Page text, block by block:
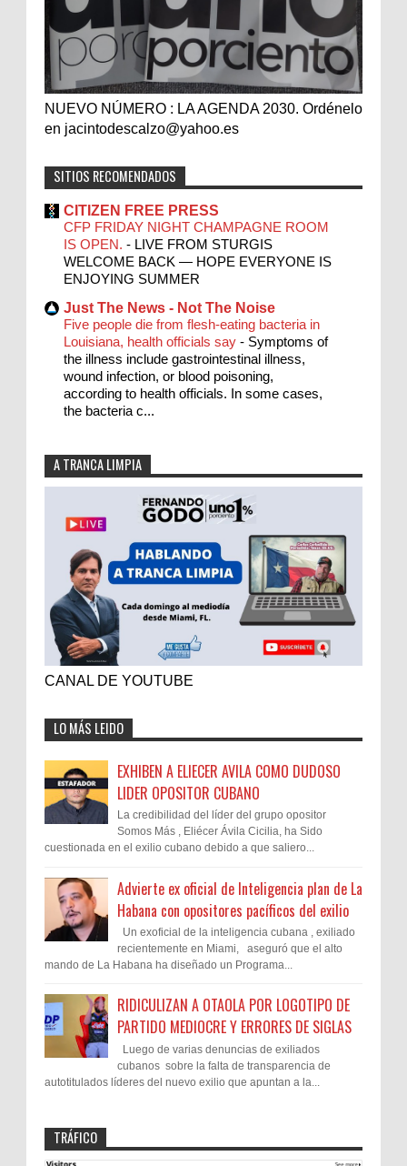
NUEVO NÚMERO : LA AGENDA 2030. Ordénelo
en jacintodescalzo@yahoo.es
SITIOS RECOMENDADOS
CITIZEN FREE PRESS
CFP FRIDAY NIGHT CHAMPAGNE ROOM
IS OPEN. - LIVE FROM STURGIS
WELCOME BACK — HOPE EVERYONE IS
ENJOYING SUMMER
Just The News - Not The Noise
Five people die from flesh-eating bacteria in
Louisiana, health officials say - Symptoms of
the illness include gastrointestinal illness,
wound infection, or blood poisoning,
according to health officials. In some cases,
the bacteria c...
A TRANCA LIMPIA
CANAL DE YOUTUBE
LO MÁS LEIDO
EXHIBEN A ELIECER AVILA COMO DUDOSO
LIDER OPOSITOR CUBANO
La credibilidad del líder del grupo opositor
Somos Más , Eliécer Ávila Cicilia, ha Sido
cuestionada en el exilio cubano debido a que saliero...
Advierte ex oficial de Inteligencia plan de La
Habana con opositores pacíficos del exilio
Un exoficial de la inteligencia cubana , exiliado
recientemente en Miami, aseguró que el alto
mando de La Habana ha diseñado un Programa...
RIDICULIZAN A OTAOLA POR LOGOTIPO DE
PARTIDO MEDIOCRE Y ERRORES DE SIGLAS
Luego de varias denuncias de exiliados
cubanos sobre la falta de transparencia de
autotitulados líderes del nuevo exilio que apuntan a la...
TRÁFICO